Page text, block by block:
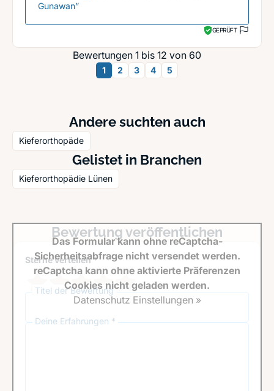
Gunawan”
GEPRÜFT
Bewertungen 1 bis 12 von 60
1 2 3 4 5
Andere suchten auch
Kieferorthopäde
Gelistet in Branchen
Kieferorthopädie Lünen
Bewertung veröffentlichen
Sterne verteilen *
Titel der Bewertung
Deine Erfahrungen *
Das Formular kann ohne reCaptcha-
Sicherheitsabfrage nicht versendet werden.
reCaptcha kann ohne aktivierte Präferenzen
Cookies nicht geladen werden.
Datenschutz Einstellungen »